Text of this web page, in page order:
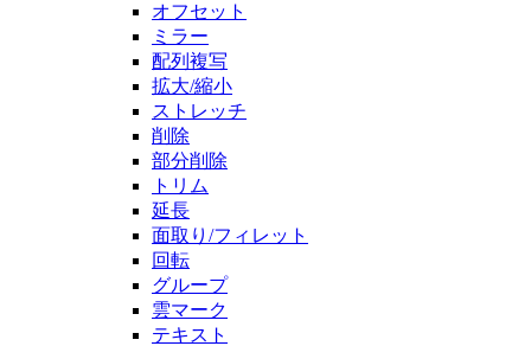
オフセット
ミラー
配列複写
拡大/縮小
ストレッチ
削除
部分削除
トリム
延長
面取り/フィレット
回転
グループ
雲マーク
テキスト